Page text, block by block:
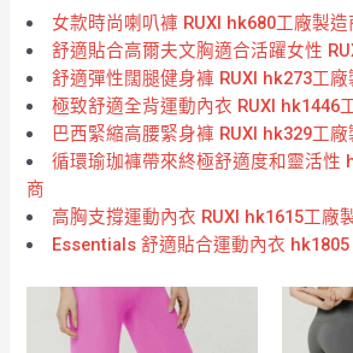
女款時尚喇叭褲 RUXI hk680工廠製
舒適貼合高爾夫文胸適合活躍女性
舒適彈性闊腿健身褲 RUXI hk273工
極致舒適全背運動內衣 RUXI hk1446
巴西緊縮高腰緊身褲 RUXI hk329工
循環瑜珈褲帶來終極舒適度和靈活性
商
高胸支撐運動內衣 RUXI hk1615工廠
Essentials 舒適貼合運動內衣 hk1805